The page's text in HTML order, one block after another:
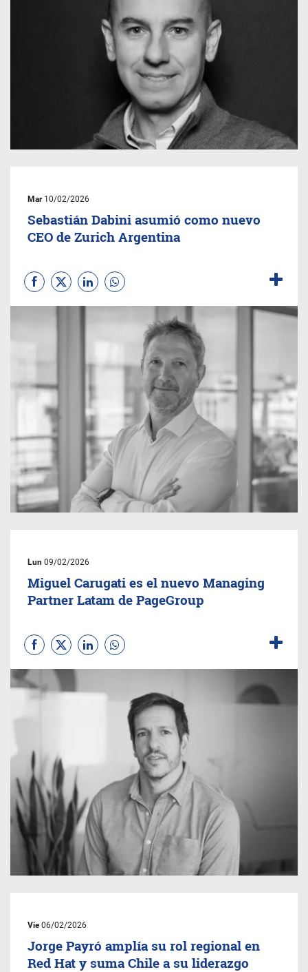
Mar10/02/2026
Sebastián Dabini asumió como nuevo
CEO de Zurich Argentina
Lun 09/02/2026
Miguel Carugati es el nuevo Managing
Partner Latam de PageGroup
Vie06/02/2026
Jorge Payró amplía su rol regional en
Red Hat y suma Chile a su liderazgo